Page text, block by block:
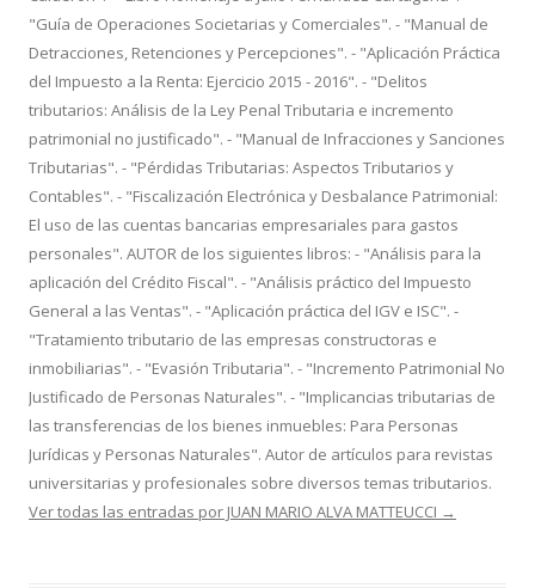
"Guía de Operaciones Societarias y Comerciales". - "Manual de
Detracciones, Retenciones y Percepciones". - "Aplicación Práctica
del Impuesto a la Renta: Ejercicio 2015 - 2016". - "Delitos
tributarios: Análisis de la Ley Penal Tributaria e incremento
patrimonial no justificado". - "Manual de Infracciones y Sanciones
Tributarias". - "Pérdidas Tributarias: Aspectos Tributarios y
Contables". - "Fiscalización Electrónica y Desbalance Patrimonial:
El uso de las cuentas bancarias empresariales para gastos
personales". AUTOR de los siguientes libros: - "Análisis para la
aplicación del Crédito Fiscal". - "Análisis práctico del Impuesto
General a las Ventas". - "Aplicación práctica del IGV e ISC". -
"Tratamiento tributario de las empresas constructoras e
inmobiliarias". - "Evasión Tributaria". - "Incremento Patrimonial No
Justificado de Personas Naturales". - "Implicancias tributarias de
las transferencias de los bienes inmuebles: Para Personas
Jurídicas y Personas Naturales". Autor de artículos para revistas
universitarias y profesionales sobre diversos temas tributarios.
Ver todas las entradas por JUAN MARIO ALVA MATTEUCCI →